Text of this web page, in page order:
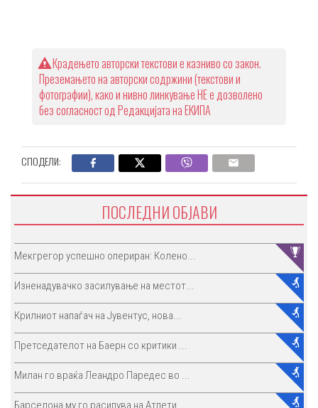
Крадењето авторски текстови е казниво со закон.
Преземањето на авторски содржини (текстови и
фотографии), како и нивно линкување НЕ е дозволено
без согласност од Редакцијата на ЕКИПА
СПОДЕЛИ:
ПОСЛЕДНИ ОБЈАВИ
Мекгрегор успешно опериран: Колено...
Изненадувачко засилување на местот...
Крилниот напаѓач на Јувентус, нова...
Претседателот на Баерн со критики ...
Милан го враќа Леандро Паредес во ...
Барселона му го расипува на Атлети...